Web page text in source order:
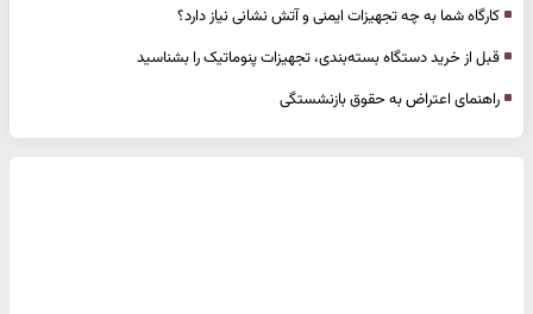
کارگاه شما به چه تجهیزات ایمنی و آتش نشانی نیاز دارد؟
قبل از خرید دستگاه بسته‌بندی، تجهیزات پنوماتیک را بشناسید
راهنمای اعتراض به حقوق بازنشستگی